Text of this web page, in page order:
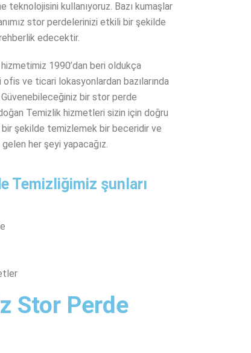
kullanıyoruz. Bazı kumaşlar
stor perdelerinizi etkili bir şekilde
rehberlik edecektir.
1990’dan beri oldukça
ofis ve ticari lokasyonlardan bazılarında
bir stor perde
Temizlik hizmetleri sizin için doğru
şekilde temizlemek bir beceridir ve
her şeyi yapacağız.
Temizliğimiz şunları
Stor Perde